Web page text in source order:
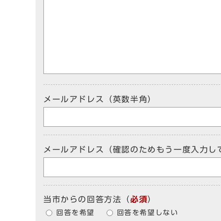
メールアドレス（英数半角）
メールアドレス（確認のためもう一度入力し
当市からの回答方法 （必須）
回答を希望 回答を希望しない